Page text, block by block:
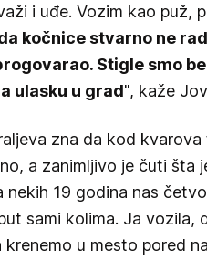
i uđe. Vozim kao puž,
kočnice stvarno ne
Stigle smo
ulasku u grad", kaže
zna da kod
a zanimljivo je čuti šta
nekih 19 godina nas
sami kolima. Ja vozila,
krenemo u mesto pored